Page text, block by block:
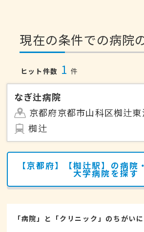
現在の条件での病院
ヒット件数 1 件
なぎ辻病院
京都府京都市山科区椥辻
椥辻
【京都府】【椥辻駅】の病院
大学病院を探す
「病院」と「クリニック」のちがい